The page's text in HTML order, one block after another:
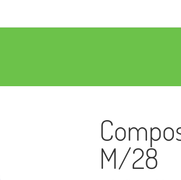
M/28